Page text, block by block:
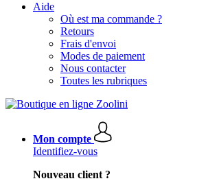
Aide
Où est ma commande ?
Retours
Frais d'envoi
Modes de paiement
Nous contacter
Toutes les rubriques
Mon compte
Identifiez-vous
Nouveau client ?